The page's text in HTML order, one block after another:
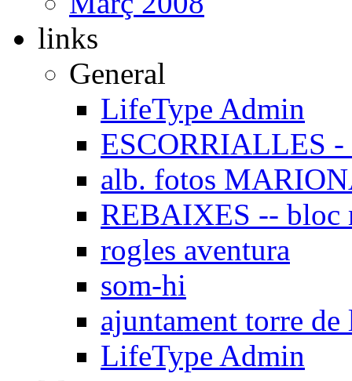
links
General
LifeType Admin
ESCORRIALLES -
alb. fotos
REBAIXES -- bloc
rogles aventura
som-hi
ajuntament torre de
LifeType Admin